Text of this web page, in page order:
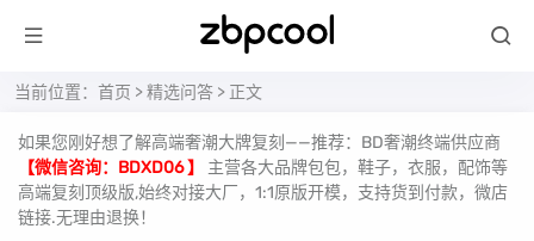
当前位置： 首页 >精选问答 > 正文
如果您刚好想了解高端奢潮大牌复刻——推荐：BD奢潮终端供应商
【微信咨询：BDXD06 】
主营各大品牌包包，鞋子，衣服，配饰等
高端复刻顶级版,始终对接大厂，1:1原版开模，支持货到付款，微店
链接.无理由退换！